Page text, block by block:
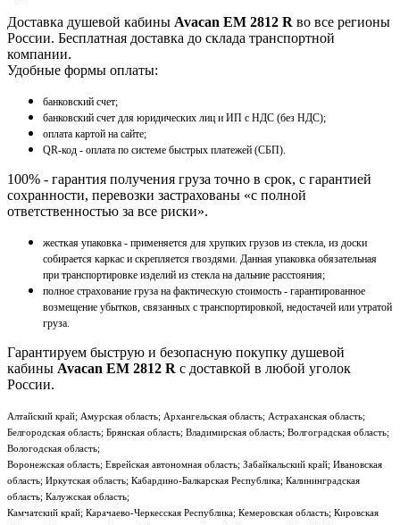
Доставка душевой кабины Avacan EM 2812 R во все регионы
России. Бесплатная доставка до склада транспортной
компании.
Удобные формы оплаты:
банковский счет;
банковский счет для юридических лиц и ИП с НДС (без НДС);
оплата картой на сайте;
QR-код - оплата по системе быстрых платежей (СБП).
100% - гарантия получения груза точно в срок, с гарантией
сохранности, перевозки застрахованы «с полной
ответственностью за все риски».
жесткая упаковка - применяется для хрупких грузов из стекла, из доски
собирается каркас и скрепляется гвоздями. Данная упаковка обязательная
при транспортировке изделий из стекла на дальние расстояния;
полное страхование груза на фактическую стоимость - гарантированное
возмещение убытков, связанных с транспортировкой, недостачей или утратой
груза.
Гарантируем быструю и безопасную покупку душевой
кабины Avacan EM 2812 R с доставкой в любой уголок
России.
Алтайский край; Амурская область; Архангельская область; Астраханская область;
Белгородская область; Брянская область; Владимирская область; Волгоградская область;
Вологодская область;
Воронежская область; Еврейская автономная область; Забайкальский край; Ивановская
область; Иркутская область; Кабардино-Балкарская Республика; Калининградская
область; Калужская область;
Камчатский край; Карачаево-Черкесская Республика; Кемеровская область; Кировская